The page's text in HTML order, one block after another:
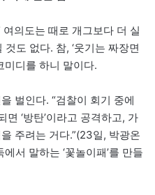
의도는 때로 개그보다 더 실
도 없다. 참, ‘웃기는 짜장면
미디를 하니 말이다.
벌인다. “검찰이 회기 중에
‘방탄’이라고 공격하고, 가
주려는 거다.”(23일, 박광온
서 말하는 ‘꽃놀이패’를 만들